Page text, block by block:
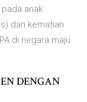
anak
dan kematian
di negara maju
DENGAN